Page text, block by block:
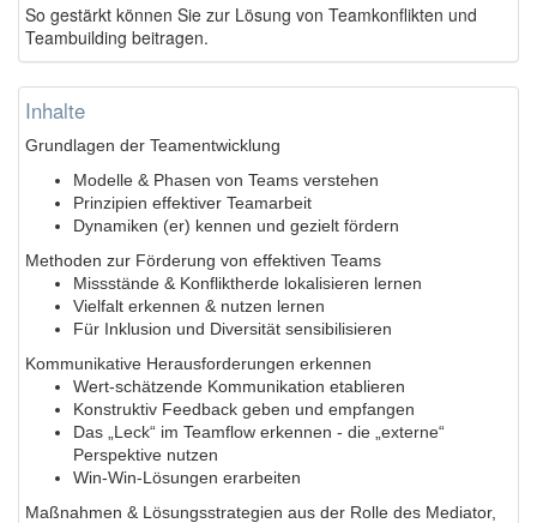
So gestärkt können Sie zur Lösung von Teamkonflikten und
Teambuilding beitragen.
Inhalte
Grundlagen der Teamentwicklung
Modelle & Phasen von Teams verstehen
Prinzipien effektiver Teamarbeit
Dynamiken (er) kennen und gezielt fördern
Methoden zur Förderung von effektiven Teams
Missstände & Konfliktherde lokalisieren lernen
Vielfalt erkennen & nutzen lernen
Für Inklusion und Diversität sensibilisieren
Kommunikative Herausforderungen erkennen
Wert-schätzende Kommunikation etablieren
Konstruktiv Feedback geben und empfangen
Das „Leck“ im Teamflow erkennen - die „externe“
Perspektive nutzen
Win-Win-Lösungen erarbeiten
Maßnahmen & Lösungsstrategien aus der Rolle des Mediator,